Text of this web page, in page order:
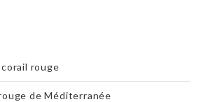
corail rouge
de Méditerranée